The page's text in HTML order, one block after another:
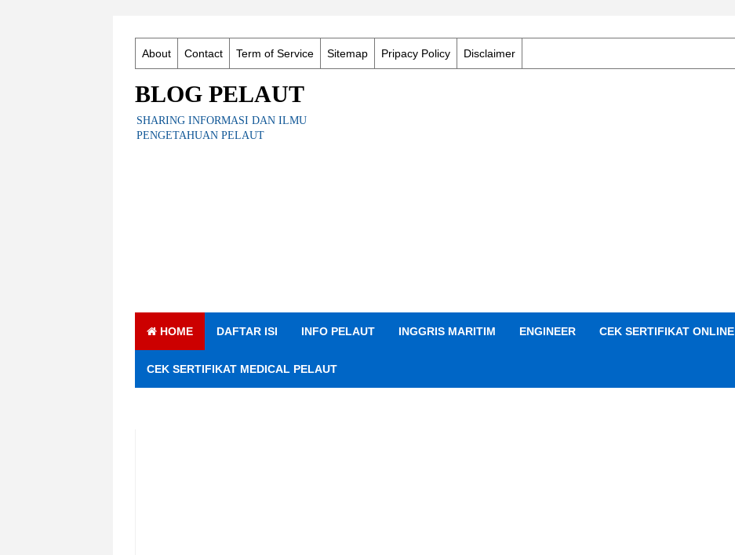
About Contact Term of Service Sitemap Pripacy Policy Disclaimer
BLOG PELAUT
SHARING INFORMASI DAN ILMU
PENGETAHUAN PELAUT
HOME DAFTAR ISI INFO PELAUT INGGRIS MARITIM ENGINEER CEK SERTIFIKAT ONLINE
CEK SERTIFIKAT MEDICAL PELAUT